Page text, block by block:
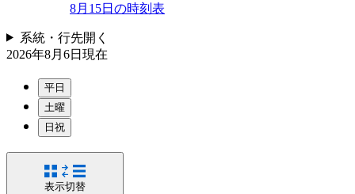
8月15日の時刻表
系統・行先開く
2026年8月6日 現在
平日
土曜
日祝
表示切替